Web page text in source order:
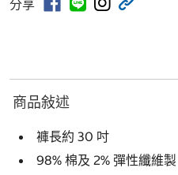
分享
商品敍述
褲長約 30 吋
98% 棉及 2% 彈性纖維製